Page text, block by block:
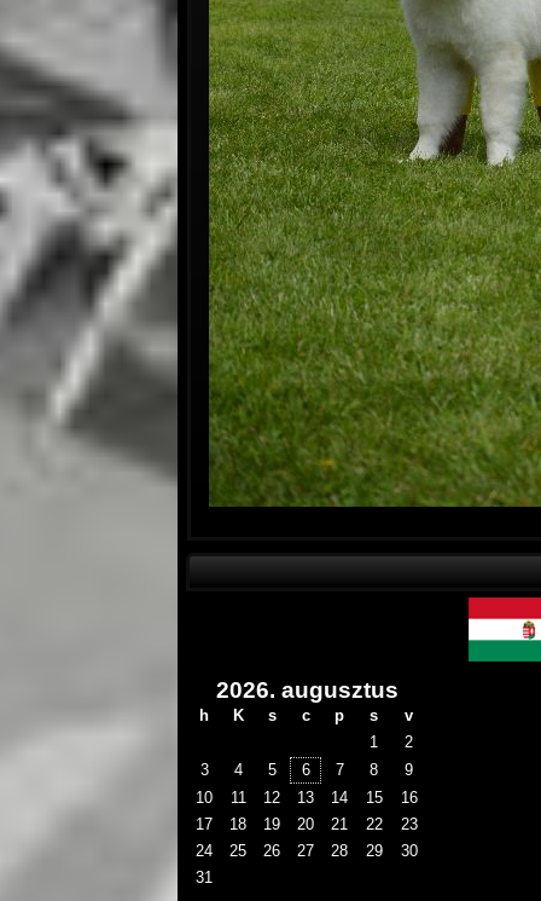
2026. augusztus
h K s c p s
v
1
2
3
4 5 6 7 8
9
10
11 12 13 14 15
16
17
18 19 20 21 22
23
24
25 26 27 28 29
30
31